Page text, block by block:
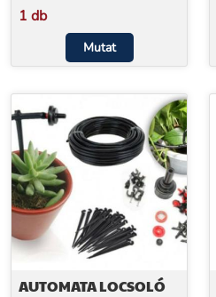
1 db
Mutat
AUTOMATA LOCSOLÓ